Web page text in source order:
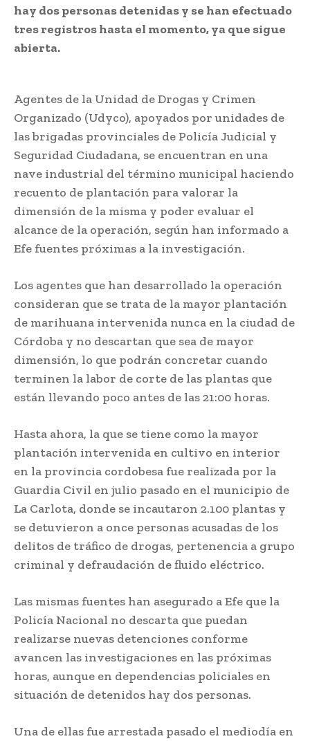
hay dos personas detenidas y se han efectuado
tres registros hasta el momento, ya que sigue
abierta.
Agentes de la Unidad de Drogas y Crimen
Organizado (Udyco), apoyados por unidades de
las brigadas provinciales de Policía Judicial y
Seguridad Ciudadana, se encuentran en una
nave industrial del término municipal haciendo
recuento de plantación para valorar la
dimensión de la misma y poder evaluar el
alcance de la operación, según han informado a
Efe fuentes próximas a la investigación.
Los agentes que han desarrollado la operación
consideran que se trata de la mayor plantación
de marihuana intervenida nunca en la ciudad de
Córdoba y no descartan que sea de mayor
dimensión, lo que podrán concretar cuando
terminen la labor de corte de las plantas que
están llevando poco antes de las 21:00 horas.
Hasta ahora, la que se tiene como la mayor
plantación intervenida en cultivo en interior
en la provincia cordobesa fue realizada por la
Guardia Civil en julio pasado en el municipio de
La Carlota, donde se incautaron 2.100 plantas y
se detuvieron a once personas acusadas de los
delitos de tráfico de drogas, pertenencia a grupo
criminal y defraudación de fluido eléctrico.
Las mismas fuentes han asegurado a Efe que la
Policía Nacional no descarta que puedan
realizarse nuevas detenciones conforme
avancen las investigaciones en las próximas
horas, aunque en dependencias policiales en
situación de detenidos hay dos personas.
Una de ellas fue arrestada pasado el mediodía en